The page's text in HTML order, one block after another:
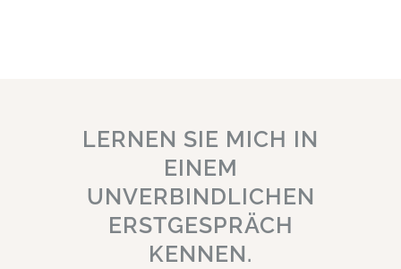
LERNEN SIE MICH IN
EINEM
UNVERBINDLICHEN
ERSTGESPRÄCH
KENNEN.